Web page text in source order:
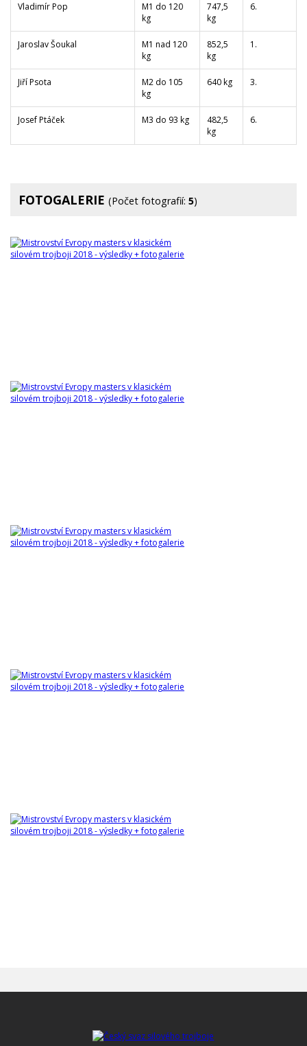
Vladimír Pop
M1 do 120
kg
747,5
kg
6.
Jaroslav Šoukal
M1 nad 120
kg
852,5
kg
1.
Jiří Psota
M2 do 105
kg
640 kg 3.
Josef Ptáček M3 do 93 kg
482,5
kg
6.
FOTOGALERIE (Počet fotografií: 5)